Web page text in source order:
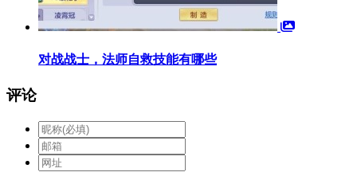
对战战士，法师自救技能有哪些
评论